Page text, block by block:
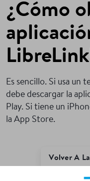
¿Cómo
Es sencillo. Si usa
debe descargar la
Play. Si tiene un
la App Store.
Volver A